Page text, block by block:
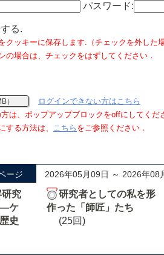
パスワード:
る.
クッキーに保存します.（チェックを外した
の場合は、チェックをはずしてください．
）
ログインできない方はこちら
は、ポップアップブロックをoffにしてくだ
する方法は、 こちら をご参照ください．
ージ 2026年05月09日 ～ 2026年08
研究
―ケ
史
研究者としての私を形
作った「師匠」たち
(25回)